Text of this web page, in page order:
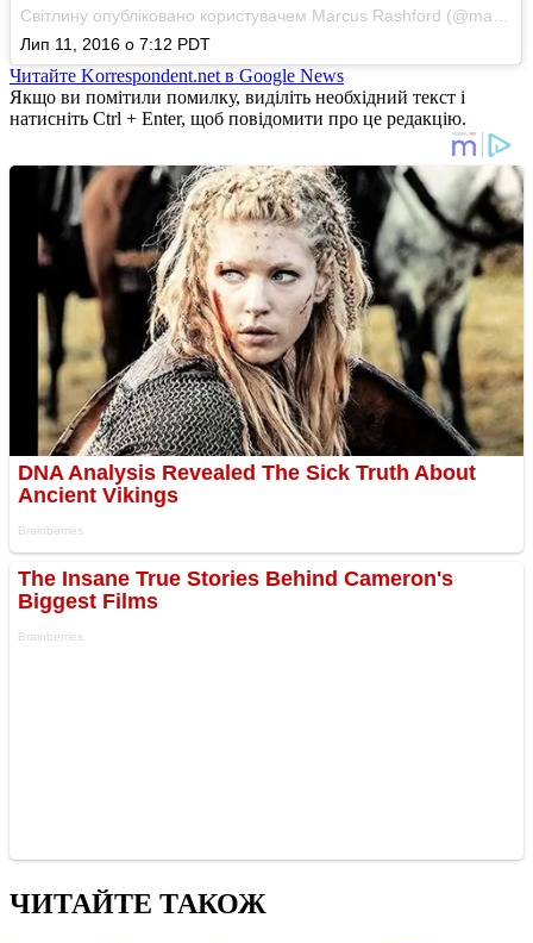
Лип 11, 2016 о 7:12 PDT
Читайте Korrespondent.net в Google News
Якщо ви помітили помилку, виділіть необхідний текст і
натисніть Ctrl + Enter, щоб повідомити про це редакцію.
ЧИТАЙТЕ ТАКОЖ